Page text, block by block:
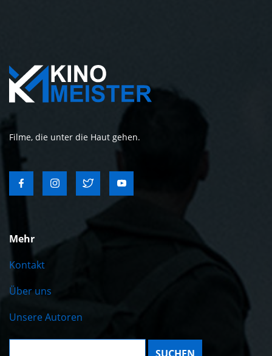
Filme, die unter die Haut gehen.
Mehr
Kontakt
Über uns
Unsere Autoren
Suche: